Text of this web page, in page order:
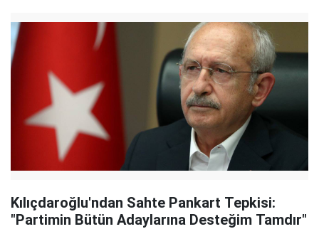
Kılıçdaroğlu'ndan Sahte Pankart Tepkisi:
"Partimin Bütün Adaylarına Desteğim Tamdır"